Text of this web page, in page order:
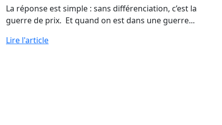
La réponse est simple : sans différenciation, c’est la
guerre de prix. Et quand on est dans une guerre...
Lire l'article